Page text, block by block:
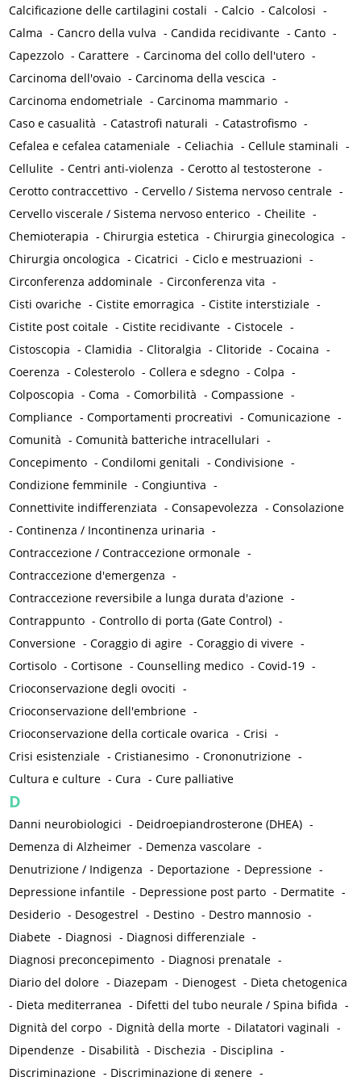
Calcificazione delle cartilagini costali -Calcio -Calcolosi -
Calma -Cancro della vulva -Candida recidivante -Canto -
Capezzolo -Carattere -Carcinoma del collo dell'utero -
Carcinoma dell'ovaio -Carcinoma della vescica -
Carcinoma endometriale -Carcinoma mammario -
Caso e casualità -Catastrofi naturali -Catastrofismo -
Cefalea e cefalea catameniale -Celiachia -Cellule staminali -
Cellulite -Centri anti-violenza -Cerotto al testosterone -
Cerotto contraccettivo -Cervello / Sistema nervoso centrale -
Cervello viscerale / Sistema nervoso enterico -Cheilite -
Chemioterapia -Chirurgia estetica -Chirurgia ginecologica -
Chirurgia oncologica -Cicatrici -Ciclo e mestruazioni -
Circonferenza addominale -Circonferenza vita -
Cisti ovariche -Cistite emorragica -Cistite interstiziale -
Cistite post coitale -Cistite recidivante -Cistocele -
Cistoscopia -Clamidia -Clitoralgia -Clitoride -Cocaina -
Coerenza -Colesterolo -Collera e sdegno -Colpa -
Colposcopia -Coma -Comorbilità -Compassione -
Compliance -Comportamenti procreativi -Comunicazione -
Comunità -Comunità batteriche intracellulari -
Concepimento -Condilomi genitali -Condivisione -
Condizione femminile -Congiuntiva -
Connettivite indifferenziata -Consapevolezza -Consolazione
-Continenza / Incontinenza urinaria -
Contraccezione / Contraccezione ormonale -
Contraccezione d'emergenza -
Contraccezione reversibile a lunga durata d'azione -
Contrappunto -Controllo di porta (Gate Control) -
Conversione -Coraggio di agire -Coraggio di vivere -
Cortisolo -Cortisone -Counselling medico -Covid-19 -
Crioconservazione degli ovociti -
Crioconservazione dell'embrione -
Crioconservazione della corticale ovarica -Crisi -
Crisi esistenziale -Cristianesimo -Crononutrizione -
Cultura e culture -Cura -Cure palliative
D
Danni neurobiologici - Deidroepiandrosterone (DHEA) -
Demenza di Alzheimer - Demenza vascolare -
Denutrizione / Indigenza - Deportazione - Depressione -
Depressione infantile - Depressione post parto - Dermatite -
Desiderio - Desogestrel - Destino - Destro mannosio -
Diabete - Diagnosi - Diagnosi differenziale -
Diagnosi preconcepimento - Diagnosi prenatale -
Diario del dolore - Diazepam - Dienogest - Dieta chetogenica
- Dieta mediterranea - Difetti del tubo neurale / Spina bifida -
Dignità del corpo - Dignità della morte - Dilatatori vaginali -
Dipendenze - Disabilità - Dischezia - Disciplina -
Discriminazione - Discriminazione di genere -